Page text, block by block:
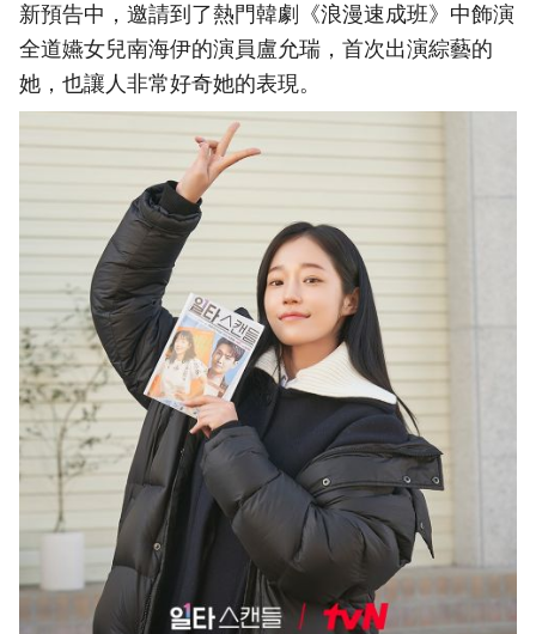
新預告中，邀請到了熱門韓劇《浪漫速成班》中飾演
全道嬿女兒南海伊的演員盧允瑞，首次出演綜藝的
她，也讓人非常好奇她的表現。